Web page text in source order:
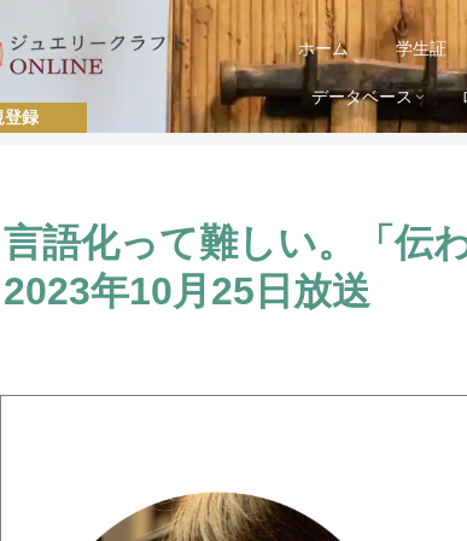
ホーム 学生証
データベース
言語化って難しい。「伝
2023年10月25日放送
登録